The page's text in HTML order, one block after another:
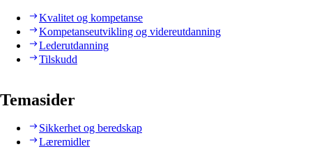
Kvalitet og kompetanse
Kompetanseutvikling og videreutdanning
Lederutdanning
Tilskudd
Temasider
Sikkerhet og beredskap
Læremidler